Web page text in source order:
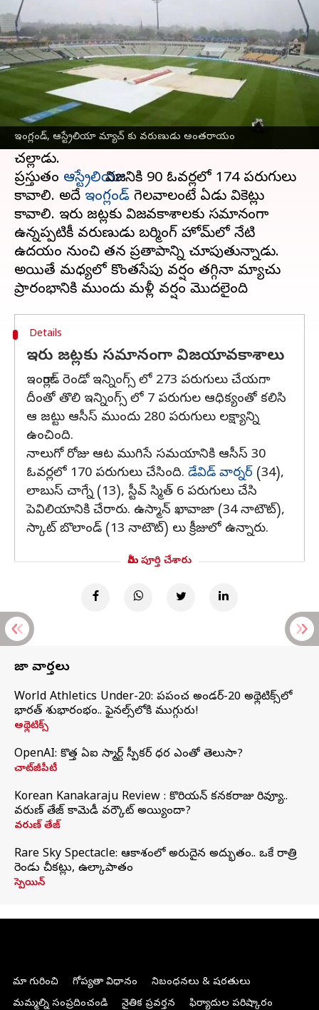
ఇంగ్లండ్, ఆస్ట్రేలియా మ్యాచ్ కు వరుణుడు అంతరాయం
అంతరాయం
వ్రాసిన వారు Jayachandra Akuri Jun 20, 2023 06:24 pm
ఈ వార్తాకథనం ఏంటి
యాషెస్ సిరీస్తొలి టెస్టులో 5వ రోజు ఆటకు వర్షం
ఆటంకం ఏర్పడింది. ఐదో రోజు ఫలితం కోసం
వేచిచూస్తున్న ఆభిమానుల ఆశలపై వరుణుడు నీళ్లు
చల్లాడు.
ప్రస్తుతం ఆస్ట్రేలియావిజయానికి 90 ఓవర్లలో 174 పరుగులు
కావాలి. అదే ఇంగ్లండ్ గెలవాలంటే ఏడు వికెట్లు
కావాలి. ఇరు జట్లకు విజయావకాశాలకు సమానంగా
ఉన్నప్పటికీ వరుణుడు బర్మింగ్ హోమ్‌లో నేటి
ఉదయం నుంచి తన ప్రతాపాన్ని చూపుతున్నాడు.
అయితే మధ్యలో కొంతసేపు వర్షం తగ్గినా మ్యాచు
Details
ఇరు జట్లకు సమానంగా విజయావకాశాలు
ఇంగ్లాండ్ రెండో ఇన్నింగ్స్ లో 273 పరుగులు చేయగా..
దీంతో తొలి ఇన్నింగ్స్ లో 7 పరుగుల ఆధిక్యంతో కలిసి
ఆ జట్టు ఆసీస్ ముందు 280 పరుగులు లక్ష్యాన్ని
ఉంచింది.
నాలుగో రోజు ఆట ముగిసే సమయానికి ఆసీస్ 30
ఓవర్లలో 170 పరుగులు చేసింది. డేవిడ్ వార్నర్ (34),
లాబుస్ చాగ్నే (13), స్టీవ్ స్మిత్ 6 పరుగులు చేసి
పెవిలియానికి చేరారు. ఉస్మాన్ ఖావాజా (34 నాటౌట్),
స్కాట్ బొలాండ్ (13 నాటౌట్) లు క్రీజులో ఉన్నారు.
మీరు పూర్తి చేశారు
తాజా వార్తలు
World Athletics Under-20: ప్రపంచ అండర్-20 అథ్లెటిక్స్‌లో
భారత్‌ శుభారంభం.. ఫైనల్స్‌లోకి ముగ్గురు!
అథ్లెటిక్స్
OpenAI: కొత్త ఏఐ స్మార్ట్ స్పీకర్ ధర ఎంతో తెలుసా?
చాట్‌జీపీటీ
Korean Kanakaraju Review : కొరియన్ కనకరాజు రివ్యూ..
వరుణ్ తేజ్ కామెడీ వర్కౌట్ అయ్యిందా?
వరుణ్ తేజ్
Rare Sky Spectacle: ఆకాశంలో అరుదైన అద్భుతం.. ఒకే రాత్రి
రెండు చీకట్లు, ఉల్కాపాతం
స్పెయిన్
మా గురించి గోప్యతా విధానం
నిబంధనలు & షరతులు
మమ్మల్ని సంప్రదించండి
నైతిక ప్రవర్తన ఫిర్యాదుల పరిష్కారం